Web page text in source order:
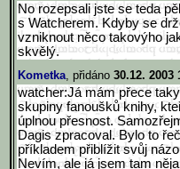
No rozepsali jste se teda
s Watcherem. Kdyby se
vzniknout něco takovýho
skvělý.
Kometka, přidáno 30.12. 2003
watcher:Já mám přece
skupiny fanoušků knihy,
úplnou přesnost.
Dagis zpracoval. Bylo to
příkladem přiblížit svůj
Nevím, ale já jsem tam